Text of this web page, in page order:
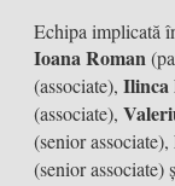
Echipa implicată
Ioana Roman
(associate), Ilinca
(associate),
(senior associate),
(senior associate)